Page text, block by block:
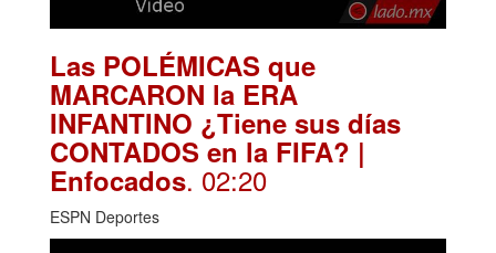
Las POLÉMICAS que
MARCARON la ERA
INFANTINO ¿Tiene sus días
CONTADOS en la FIFA? |
Enfocados. 02:20
ESPN Deportes